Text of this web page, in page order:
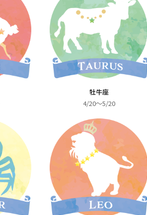
牡牛座
4/20～5/20